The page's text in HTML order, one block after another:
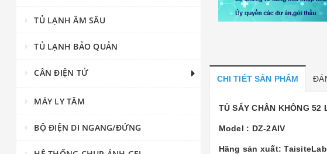
CHI TIẾT SẢN PHẨM
TỦ SẤY CHÂN KHÔNG 52
Model : DZ-2AIV
Hãng sản xuất:
TỦ LẠNH ÂM SÂU
TỦ LẠNH BẢO QUẢN
CÂN ĐIỆN TỬ
MÁY LY TÂM
BỘ ĐIỆN DI NGANG/ĐỨNG